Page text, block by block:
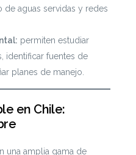
de aguas servidas y redes
permiten estudiar
identificar fuentes de
planes de manejo.
en Chile:
una amplia gama de